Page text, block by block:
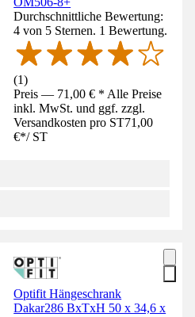
Durchschnittliche Bewertung:
4 von 5 Sternen. 1 Bewertung.
(1)
Preis — 71,00 € * Alle Preise
inkl. MwSt. und ggf. zzgl.
Versandkosten pro ST71,00
€*/ ST
Optifit Hängeschrank
Dakar286 BxTxH 50 x 34,6 x